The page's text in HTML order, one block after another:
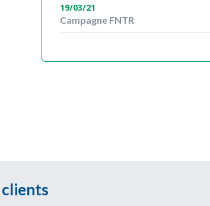
Campagne FNTR
19/03/21
clients